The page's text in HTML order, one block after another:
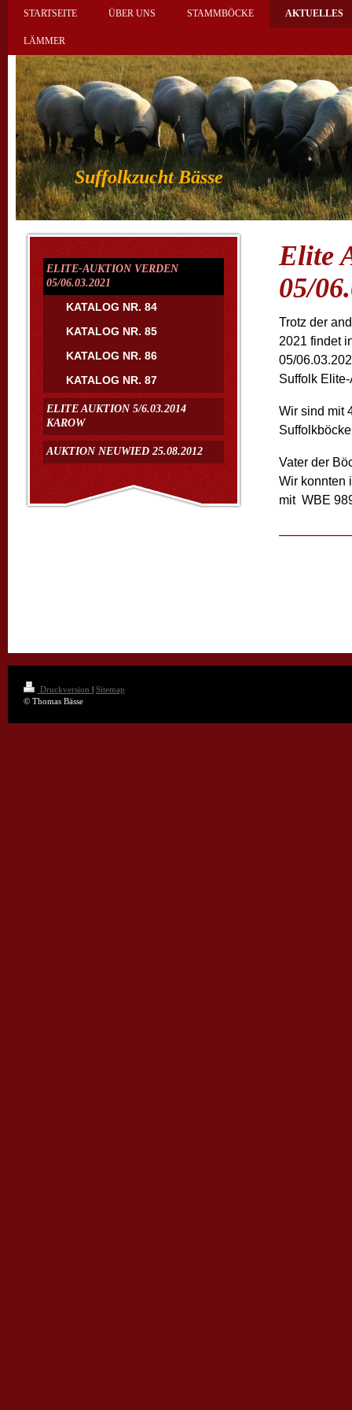
STARTSEITE ÜBER UNS STAMMBÖCKE AKTUELLES
LÄMMER
Suffolkzucht Bässe
ELITE-AUKTION VERDEN
05/06.03.2021
KATALOG NR. 84
KATALOG NR. 85
KATALOG NR. 86
KATALOG NR. 87
ELITE AUKTION 5/6.03.2014
KAROW
AUKTION NEUWIED 25.08.2012
Elite
05/
Trotz der
2021 findet
05/
Suffolk
Wir sind mit
Vater der
Wir konnten
mit WBE
Druckversion | Sitemap
© Thomas Bässe